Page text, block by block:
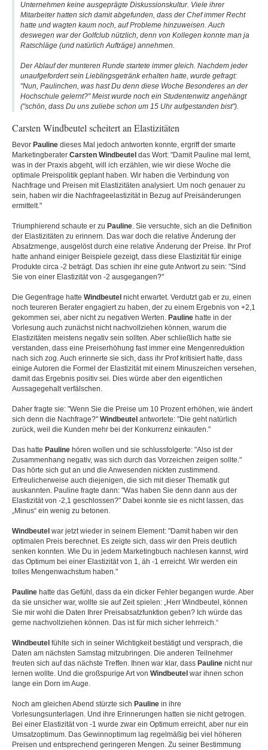
Unternehmen keine ausgeprägte Diskussionskultur. Viele ihrer
Mitarbeiter hatten sich damit abgefunden, dass der Chef immer Recht
hatte und wagten kaum noch, auf Probleme hinzuweisen. Auch
deswegen war der Golfclub nützlich, denn von Kollegen konnte man ja
Ratschläge (und natürlich Aufträge) annehmen.
Der Ablauf der munteren Runde startete immer gleich. Nachdem jeder
unaufgefordert sein Lieblingsgetränk erhalten hatte, wurde gefragt:
"Nun, Paulinchen, was hast Du denn diese Woche Besonderes an der
Hochschule gelernt?" Meist wurde noch ein Studentenwitz angehängt
("schön, dass Du uns zuliebe schon um 15 Uhr aufgestanden bist").
Carsten Windbeutel scheitert an Elastizitäten
Bevor Pauline dieses Mal jedoch antworten konnte, ergriff der smarte
Marketingberater Carsten Windbeutel das Wort: "Damit Pauline mal lernt,
was in der Praxis abgeht, will ich erzählen, wie wir diese Woche die
optimale Preispolitik geplant haben. Wir haben die Verbindung von
Nachfrage und Preisen mit Elastizitäten analysiert. Um noch genauer zu
sein, haben wir die Nachfrageelastizität in Bezug auf Preisänderungen
ermittelt."
Triumphierend schaute er zu Pauline. Sie versuchte, sich an die Definition
der Elastizitäten zu erinnern. Das war doch die relative Änderung der
Absatzmenge, ausgelöst durch eine relative Änderung der Preise. Ihr Prof
hatte anhand einiger Beispiele gezeigt, dass diese Elastizität für einige
Produkte circa -2 beträgt. Das schien ihr eine gute Antwort zu sein: "Sind
Sie von einer Elastizität von -2 ausgegangen?"
Die Gegenfrage hatte Windbeutel nicht erwartet. Verdutzt gab er zu, einen
noch teureren Berater engagiert zu haben, der zu einem Ergebnis von +2,1
gekommen sei, aber nicht zu negativen Werten. Pauline hatte in der
Vorlesung auch zunächst nicht nachvollziehen können, warum die
Elastizitäten meistens negativ sein sollten. Aber schließlich hatte sie
verstanden, dass eine Preiserhöhung fast immer eine Mengenreduktion
nach sich zog. Auch erinnerte sie sich, dass ihr Prof kritisiert hatte, dass
einige Autoren die Formel der Elastizität mit einem Minuszeichen versehen,
damit das Ergebnis positiv sei. Dies würde aber den eigentlichen
Aussagegehalt verfälschen.
Daher fragte sie: "Wenn Sie die Preise um 10 Prozent erhöhen, wie ändert
sich denn die Nachfrage?" Windbeutel antwortete: "Die geht natürlich
zurück, weil die Kunden mehr bei der Konkurrenz einkaufen."
Das hatte Pauline hören wollen und sie schlussfolgerte: "Also ist der
Zusammenhang negativ, was sich durch das Vorzeichen zeigen sollte."
Das hörte sich gut an und die Anwesenden nickten zustimmend.
Erfreulicherweise auch diejenigen, die sich mit dieser Thematik gut
auskannten. Pauline fragte dann: "Was haben Sie denn dann aus der
Elastizität von -2,1 geschlossen?" Dabei konnte sie es nicht lassen, das
„Minus“ ein wenig zu betonen.
Windbeutel war jetzt wieder in seinem Element: "Damit haben wir den
optimalen Preis berechnet. Es zeigte sich, dass wir den Preis deutlich
senken konnten. Wie Du in jedem Marketingbuch nachlesen kannst, wird
das Optimum bei einer Elastizität von 1, äh -1 erreicht. Wir werden ein
tolles Mengenwachstum haben."
Pauline hatte das Gefühl, dass da ein dicker Fehler begangen wurde. Aber
da sie unsicher war, wollte sie auf Zeit spielen: „Herr Windbeutel, können
Sie mir wohl die Daten Ihrer Preisabsatzfunktion geben? Ich würde das
gerne nachvollziehen können. Das ist für mich sicher lehrreich.“
Windbeutel fühlte sich in seiner Wichtigkeit bestätigt und versprach, die
Daten am nächsten Samstag mitzubringen. Die anderen Teilnehmer
freuten sich auf das nächste Treffen. Ihnen war klar, dass Pauline nicht nur
lernen wollte. Und die großspurige Art von Windbeutel war ihnen schon
lange ein Dorn im Auge.
Noch am gleichen Abend stürzte sich Pauline in ihre
Vorlesungsunterlagen. Und ihre Erinnerungen hatten sie nicht getrogen.
Bei einer Elastizität von -1 wurde zwar ein Optimum erreicht, aber nur ein
Umsatzoptimum. Das Gewinnoptimum lag regelmäßig bei viel höheren
Preisen und entsprechend geringeren Mengen. Zu seiner Bestimmung